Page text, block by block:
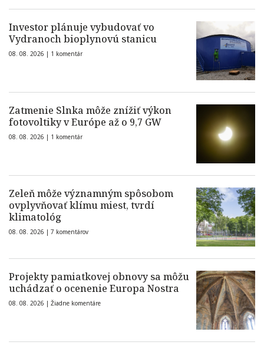
Investor plánuje vybudovať vo
Vydranoch bioplynovú stanicu
08. 08. 2026 | 1 komentár
Zatmenie Slnka môže znížiť výkon
fotovoltiky v Európe až o 9,7 GW
08. 08. 2026 | 1 komentár
Zeleň môže významným spôsobom
ovplyvňovať klímu miest, tvrdí
klimatológ
08. 08. 2026 | 7 komentárov
Projekty pamiatkovej obnovy sa môžu
uchádzať o ocenenie Europa Nostra
08. 08. 2026 | Žiadne komentáre